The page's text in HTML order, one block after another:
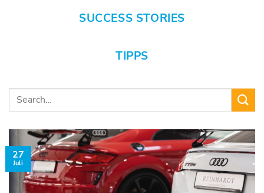
SUCCESS STORIES
TIPPS
27
Juli